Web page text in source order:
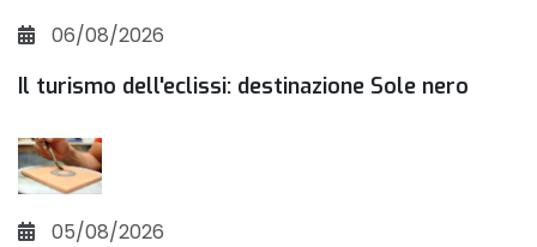
06/08/2026
Il turismo dell'eclissi: destinazione Sole nero
05/08/2026